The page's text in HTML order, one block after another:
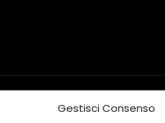
Gestisci Consenso